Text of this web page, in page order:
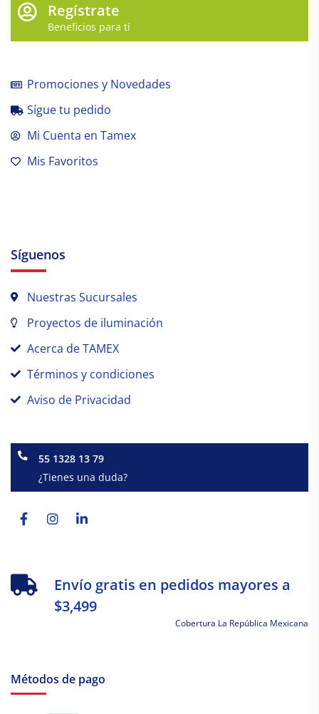
Regístrate
Beneficios para tí
Promociones y Novedades
Sígue tu pedido
Mi Cuenta en Tamex
Mis Favoritos
Síguenos
Nuestras Sucursales
Proyectos de iluminación
Acerca de TAMEX
Términos y condiciones
Aviso de Privacidad
55 1328 13 79
¿Tienes una duda?
f
Envío gratis en pedidos mayores a
$3,499
Cobertura La República Mexicana
Métodos de pago